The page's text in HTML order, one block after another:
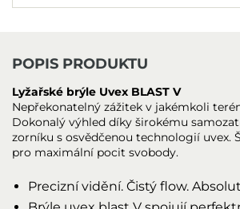
POPIS PRODUKTU
Lyžařské brýle Uvex BLAST V
Nepřekonatelný zážitek v jakémkoli
Dokonalý výhled díky širokému
zorníku s osvědčenou technologií uvex.
pro maximální pocit svobody.
Precizní vidění. Čistý flow.